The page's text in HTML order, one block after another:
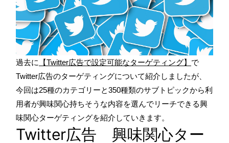
過去に 【Twitter広告で設定可能なターゲティング】 で
Twitter広告のターゲティングについて紹介しましたが、
今回は25種のカテゴリーと350種類のサブトピックから利
用者が興味関心持ちそうな内容を選んでリーチできる興
味関心ターゲティングを紹介していきます。
Twitter広告 興味関心ター